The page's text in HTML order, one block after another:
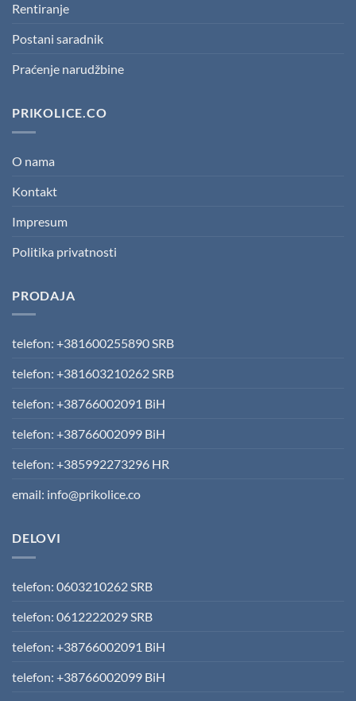
Rentiranje
Postani saradnik
Praćenje narudžbine
PRIKOLICE.CO
O nama
Kontakt
Impresum
Politika privatnosti
PRODAJA
telefon: +381600255890 SRB
telefon: +381603210262 SRB
telefon: +38766002091 BiH
telefon: +38766002099 BiH
telefon: +385992273296 HR
email: info@prikolice.co
DELOVI
telefon: 0603210262 SRB
telefon: 0612222029 SRB
telefon: +38766002091 BiH
telefon: +38766002099 BiH